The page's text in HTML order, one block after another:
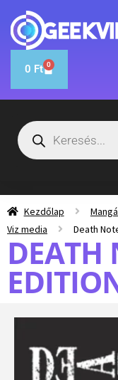
0 Ft 0
Kezdőlap
Viz media
Death
DEATH